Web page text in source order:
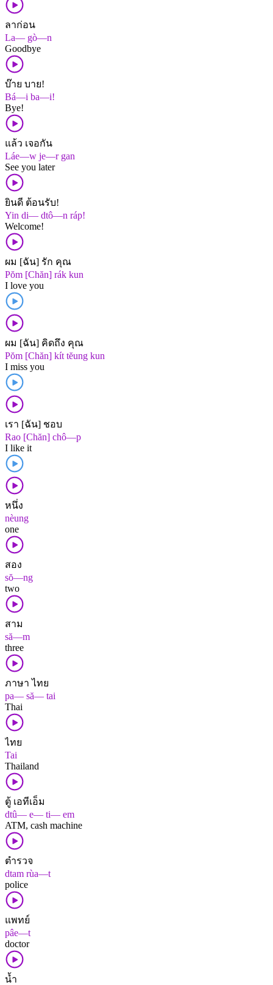
ลาก่อน
La— gò—n
Goodbye
บ๊าย บาย!
Bá—i ba—i!
Bye!
แล้ว เจอกัน
Láe—w je—r gan
See you later
ยินดี ต้อนรับ!
Yin di— dtô—n ráp!
Welcome!
ผม [ฉัน] รัก คุณ
Pŏm [Chăn] rák kun
I love you
ผม [ฉัน] คิดถึง คุณ
Pŏm [Chăn] kít tĕung kun
I miss you
เรา [ฉัน] ชอบ
Rao [Chăn] chô—p
I like it
หนึ่ง
nèung
one
สอง
sŏ—ng
two
สาม
să—m
three
ภาษา ไทย
pa— să— tai
Thai
ไทย
Tai
Thailand
ตู้ เอทีเอ็ม
dtû— e— ti— em
ATM, cash machine
ตำรวจ
dtam rùa—t
police
แพทย์
pâe—t
doctor
น้ำ